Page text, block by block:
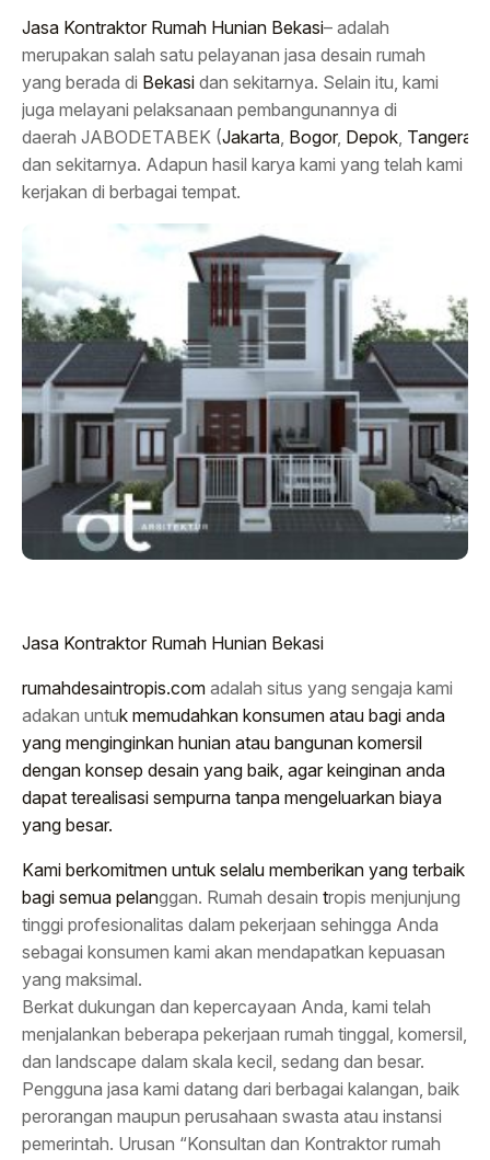
Jasa Kontraktor Rumah Hunian Bekasi– adalah
merupakan salah satu pelayanan jasa desain rumah
yang berada di Bekasi dan sekitarnya. Selain itu, kami
juga melayani pelaksanaan pembangunannya di
daerah JABODETABEK (Jakarta, Bogor, Depok,
dan sekitarnya. Adapun hasil karya kami yang telah kami
kerjakan di berbagai tempat.
Jasa Kontraktor Rumah Hunian Bekasi
rumahdesaintropis.com adalah situs yang sengaja kami
adakan untuk memudahkan konsumen atau bagi anda
yang menginginkan hunian atau bangunan komersil
dengan konsep desain yang baik, agar keinginan anda
dapat terealisasi sempurna tanpa mengeluarkan biaya
yang besar.
Kami berkomitmen untuk selalu memberikan yang terbaik
bagi semua pelanggan. Rumah desain tropis menjunjung
tinggi profesionalitas dalam pekerjaan sehingga Anda
sebagai konsumen kami akan mendapatkan kepuasan
yang maksimal.
Berkat dukungan dan kepercayaan Anda, kami telah
menjalankan beberapa pekerjaan rumah tinggal, komersil,
dan landscape dalam skala kecil, sedang dan besar.
Pengguna jasa kami datang dari berbagai kalangan, baik
perorangan maupun perusahaan swasta atau instansi
pemerintah. Urusan “Konsultan dan Kontraktor rumah